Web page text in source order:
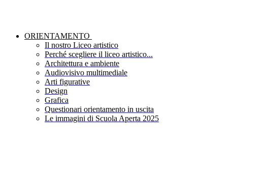
ORIENTAMENTO
Il nostro Liceo artistico
Perché scegliere il liceo artistico...
Architettura e ambiente
Audiovisivo multimediale
Arti figurative
Design
Grafica
Questionari orientamento in uscita
Le immagini di Scuola Aperta 2025